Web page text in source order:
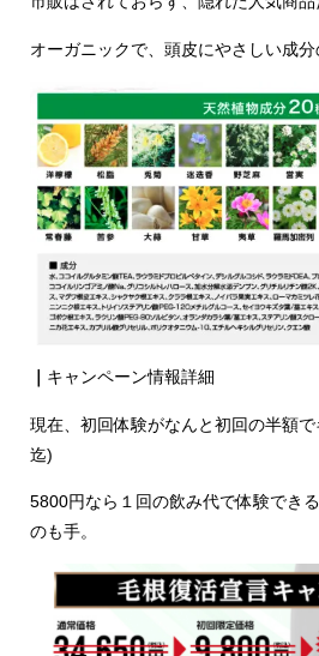
オーガニックで、頭皮にやさしい成分
キャンペーン情報詳細
現在、初回体験がなんと初回の半額
迄)
5800円なら１回の飲み代で体験でき
のも手。